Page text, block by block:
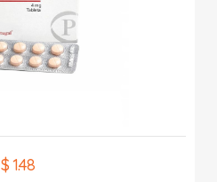
$ 1.48